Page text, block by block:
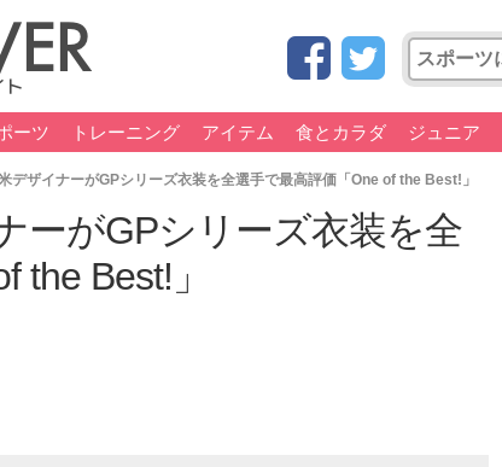
ーツ トレーニング アイテム 食とカラダ ジュニア
デザイナーがGPシリーズ衣装を全選手で最高評価「One of the Best!」
ーがGPシリーズ衣装を全
Best!」